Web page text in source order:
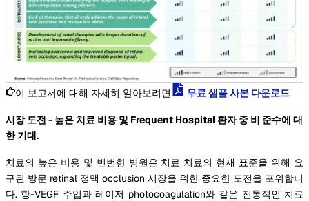
이 보고서에 대해 자세히 알아보려면 무료 샘플 사본 다운로드
시장 도전 - 높은 치료 비용 및 Frequent Hospital 환자 중 비 준수에 대
한 기대.
치료의 높은 비용 및 빈번한 병원은 치료 치료의 현재 표준을 위해 요
구된 방문 retinal 정맥 occlusion 시장을 위한 중요한 도전을 포위합니
다. 항-VEGF 주입과 레이저 photocoagulation와 같은 전통적인 치료